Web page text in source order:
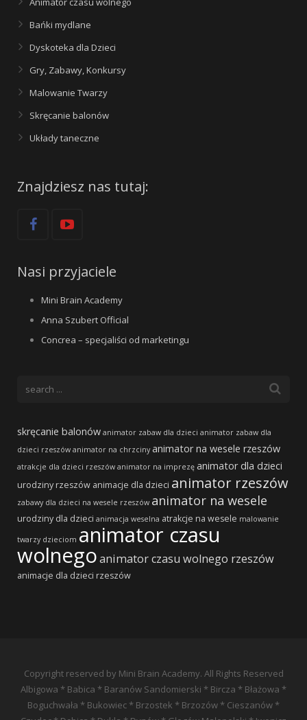
Bańki mydlane
Dyskoteka dla Dzieci
Gry, Zabawy, Konkursy
Malowanie Twarzy
Skręcanie balonów
Układy taneczne
Znajdziesz nas tutaj:
Nasi przyjaciele
Mini Brain Academy
Anna Szubert Official
Concrea – specjaliści od marketingu
skręcanie balonów animator zabaw dla dzieci animator zabaw dla
dzieci rzeszów animator na chrzciny animator na wesele rzeszów
atrakcje dla dzieci rzeszów animator na imprezę animator dla dzieci
urodziny rzeszów animacje dla dzieci animator rzeszów
zabawy dla dzieci na wesele rzeszów animator na wesele
urodziny dla dzieci animacja weselna atrakcje na wesele malowanie
twarzy dzieciom animator czasu
wolnegoanimator czasu wolnego rzeszów
animacje dla dzieci rzeszów
Copyright reserved by Mini Brain Academy. All Rights Reserved
Albigowa * Babica * Baranów Sandomierski * Bircza * Błażowa *
Boguchwała * Bukowiec * Brzostek * Brzozów * Cieszanów *